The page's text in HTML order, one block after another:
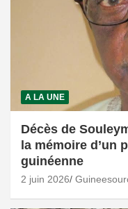
A LA UNE
Décès de
la mémoire d’un
guinéenne
2 juin 2026